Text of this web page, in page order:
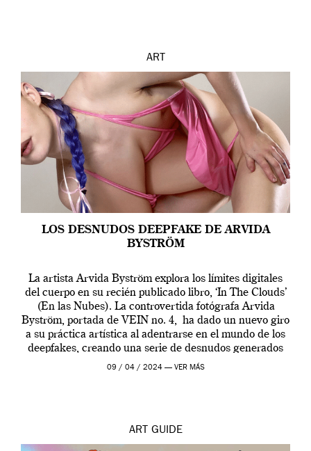
ART
LOS DESNUDOS DEEPFAKE DE ARVIDA
BYSTRÖM
La artista Arvida Byström explora los límites digitales
del cuerpo en su recién publicado libro, ‘In The Clouds’
(En las Nubes). La controvertida fotógrafa Arvida
Byström, portada de VEIN no. 4, ha dado un nuevo giro
a su práctica artística al adentrarse en el mundo de los
deepfakes, creando una serie de desnudos generados
por […]
09 / 04 / 2024 — VER MÁS
ART GUIDE